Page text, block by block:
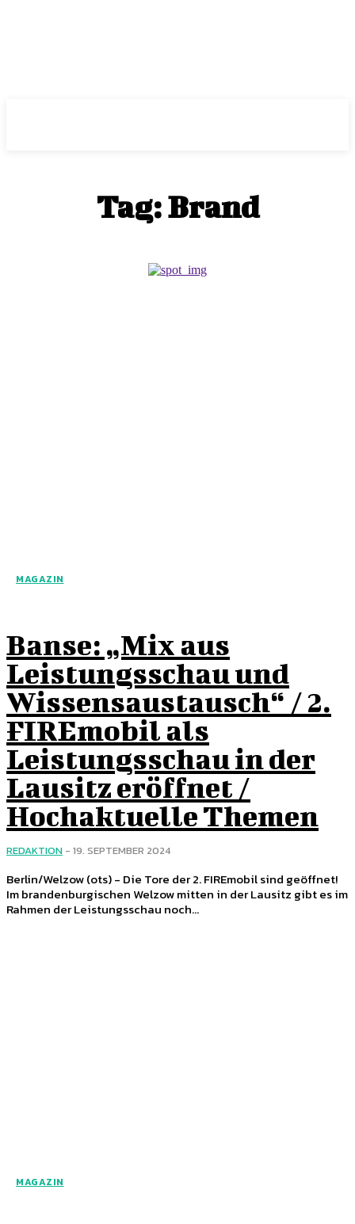
Tag:Brand
MAGAZIN
Banse: „Mix aus
Leistungsschau und
Wissensaustausch“ / 2.
FIREmobil als
Leistungsschau in der
Lausitz eröffnet /
Hochaktuelle Themen
REDAKTION - 19. SEPTEMBER 2024
Berlin/Welzow (ots) - Die Tore der 2. FIREmobil sind geöffnet!
Im brandenburgischen Welzow mitten in der Lausitz gibt es im
Rahmen der Leistungsschau noch...
MAGAZIN